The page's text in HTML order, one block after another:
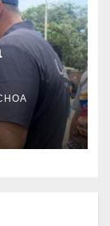
de